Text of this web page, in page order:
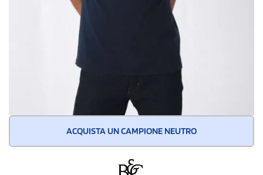
ACQUISTA UN CAMPIONE NEUTRO